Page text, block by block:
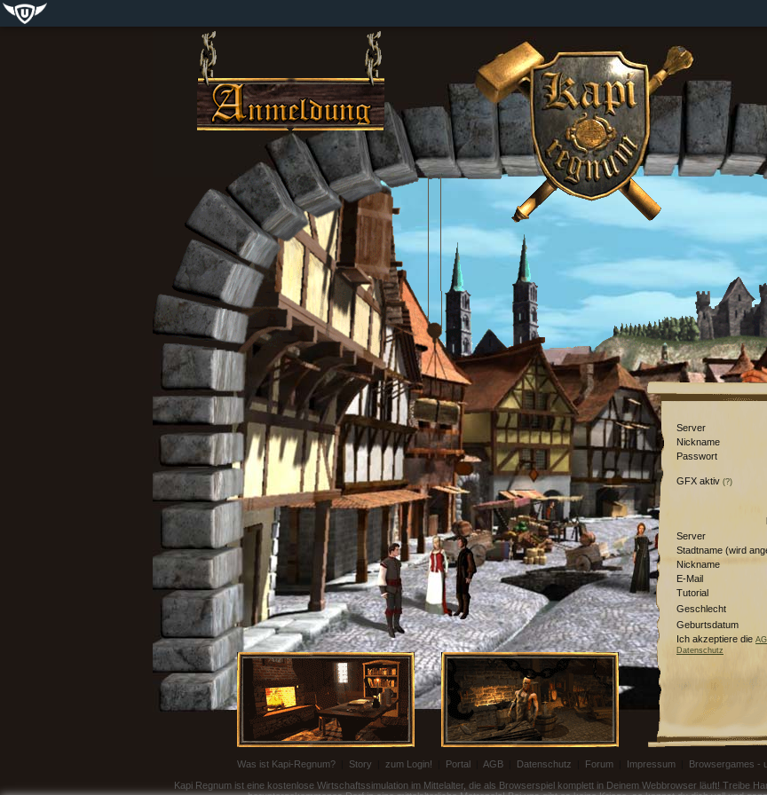
Server
Nickname
Passwort
GFX aktiv (?)
Server
Stadtname (wird
Nickname
E-Mail
Tutorial
Geschlecht
Geburtsdatum
Ich akzeptiere die
Datenschutz
Was ist Kapi-Regnum? Story zum Login! Portal AGB Datenschutz Forum Impressum Browsergames -
Kapi Regnum ist eine kostenlose Wirtschaftssimulation im Mittelalter, die als Browserspiel komplett in Deinem Webbrowser läuft! Treibe